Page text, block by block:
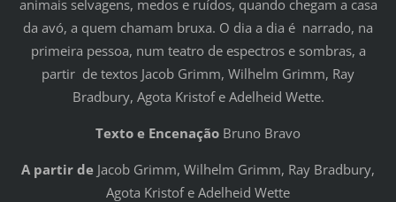
animais selvagens, medos e ruídos, quando chegam a casa
da avó, a quem chamam bruxa. O dia a dia é narrado, na
primeira pessoa, num teatro de espectros e sombras, a
partir de textos Jacob Grimm, Wilhelm Grimm, Ray
Bradbury, Agota Kristof e Adelheid Wette.
Texto e Encenação Bruno Bravo
A partir de Jacob Grimm, Wilhelm Grimm, Ray Bradbury,
Agota Kristof e Adelheid Wette